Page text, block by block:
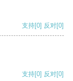
支持[0] 反对[0]
支持[0] 反对[0]